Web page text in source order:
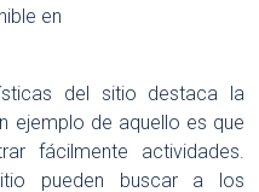
en
del sitio destaca la
ejemplo de aquello es que
fácilmente actividades.
pueden buscar a los